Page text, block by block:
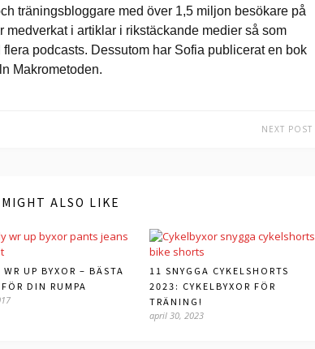
träningsbloggare med över 1,5 miljon besökare på
medverkat i artiklar i rikstäckande medier så som
podcasts. Dessutom har Sofia publicerat en bok
Makrometoden.
NEXT POST
MIGHT ALSO LIKE
WR UP BYXOR – BÄSTA
DIN RUMPA
11 SNYGGA CYKELSHORTS
2023: CYKELBYXOR FÖR
TRÄNING!
april 30, 2023